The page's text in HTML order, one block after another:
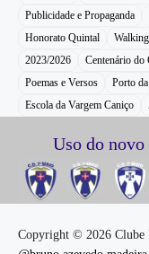
Publicidade e Propaganda
Honorato Quintal
2023/2026
Centenário do
Poemas e Versos
Porto
Escola da Vargem Caniço
Uso do
Copyright © 2026 Clube